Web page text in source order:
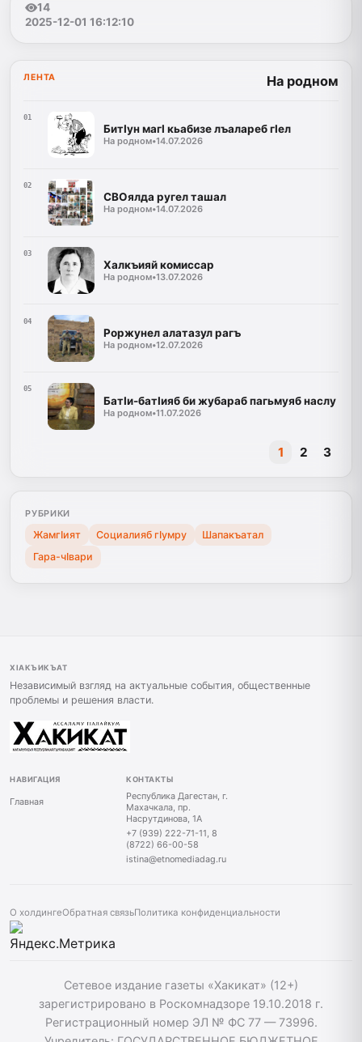
14
2025-12-01 16:12:10
ЛЕНТА На родном
01
БитIун магI кьабизе лъалареб гIел
На родном•14.07.2026
02
СВОялда ругел ташал
На родном•14.07.2026
03
Халкъияй комиссар
На родном•13.07.2026
04
Роржунел алатазул рагъ
На родном•12.07.2026
05
БатӀи-батӀияб би жубараб пагьмуяб наслу
На родном•11.07.2026
1 2 3
РУБРИКИ
ЖамгIият Социалияб гIумру
Шапакъатал
Гара-чIвари
ХIАКЪИКЪАТ
Независимый взгляд на актуальные события, общественные
проблемы и решения власти.
НАВИГАЦИЯ
Главная
КОНТАКТЫ
Республика Дагестан, г.
Махачкала, пр.
Насрутдинова, 1А
+7 (939) 222-71-11, 8
(8722) 66-00-58
istina@etnomediadag.ru
О холдингеОбратная связьПолитика конфиденциальности
Сетевое издание газеты «Хакикат» (12+)
зарегистрировано в Роскомнадзоре 19.10.2018 г.
Регистрационный номер ЭЛ № ФС 77 — 73996.